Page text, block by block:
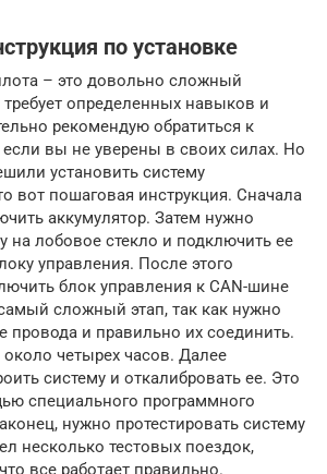
по установке
– это довольно сложный
определенных навыков и
рекомендую обратиться к
вы не уверены в своих силах. Но
установить систему
вот пошаговая инструкция. Сначала
аккумулятор. Затем нужно
на лобовое стекло и подключить ее
управления. После этого
блок управления к CAN-шине
сложный этап, так как нужно
провода и правильно их соединить.
около четырех часов. Далее
систему и откалибровать ее. Это
специального программного
нужно протестировать систему
несколько тестовых поездок,
все работает правильно.